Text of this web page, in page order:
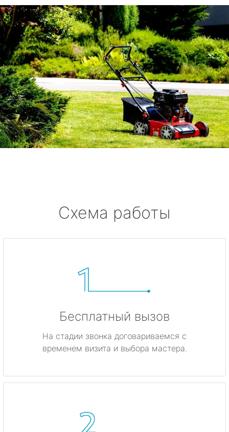
Комарово
Усть-Ижора
Саперный
Петро-Славянка
Тярлево
Смолячково
Высоцк
Гатчина
Схема работы
Бесплатный вызов
На стадии звонка договариваемся с
временем визита и выбора мастера.